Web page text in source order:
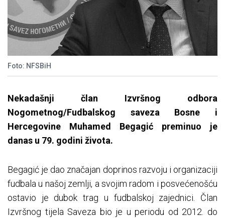
Foto: NFSBiH
Nekadašnji član Izvršnog odbora
Nogometnog/Fudbalskog saveza Bosne i
Hercegovine Muhamed Begagić preminuo je
danas u 79. godini života.
Begagić je dao značajan doprinos razvoju i organizaciji
fudbala u našoj zemlji, a svojim radom i posvećenošću
ostavio je dubok trag u fudbalskoj zajednici. Član
Izvršnog tijela Saveza bio je u periodu od 2012. do